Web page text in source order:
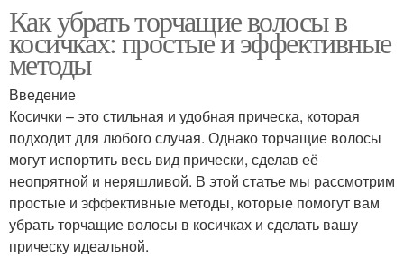
Как убрать торчащие волосы в
косичках: простые и эффективные
методы
Введение
Косички – это стильная и удобная прическа, которая
подходит для любого случая. Однако торчащие волосы
могут испортить весь вид прически, сделав её
неопрятной и неряшливой. В этой статье мы рассмотрим
простые и эффективные методы, которые помогут вам
убрать торчащие волосы в косичках и сделать вашу
прическу идеальной.